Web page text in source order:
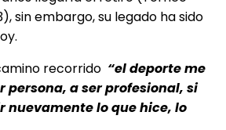
sin embargo, su legado ha sido
recorrido “el deporte me
persona, a ser profesional, si
nuevamente lo que hice, lo